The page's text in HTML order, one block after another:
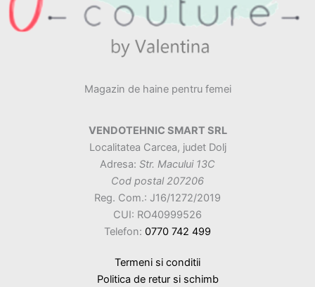
Magazin de haine pentru femei
VENDOTEHNIC SMART SRL
Localitatea Carcea, judet Dolj
Adresa: Str. Macului 13C
Cod postal 207206
Reg. Com.: J16/1272/2019
CUI: RO40999526
Telefon: 0770 742 499
Termeni si conditii
Politica de retur si schimb